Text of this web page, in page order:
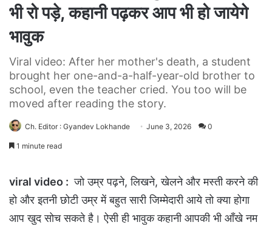
भी रो पड़े, कहानी पढ़कर आप भी हो जायेगे
भावुक
Viral video: After her mother's death, a student
brought her one-and-a-half-year-old brother to
school, even the teacher cried. You too will be
moved after reading the story.
Ch. Editor : Gyandev Lokhande June 3, 2026 0
1 minute read
viral video : जो उम्र पढ़ने, लिखने, खेलने और मस्ती करने की
हो और इतनी छोटी उम्र में बहुत सारी जिम्मेदारी आये तो क्या होगा
आप खुद सोच सकते है। ऐसी ही भावुक कहानी आपकी भी आँखे नम